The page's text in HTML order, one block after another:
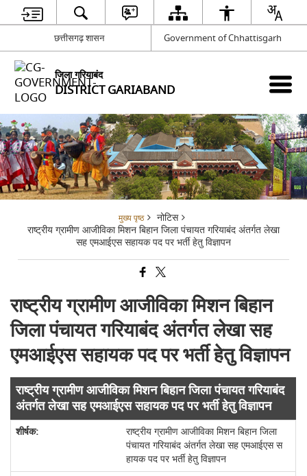
छत्तीसगढ़ शासन Government of Chhattisgarh
जिला गरियाबंद
DISTRICT GARIABAND
मुख्य पृष्ठ
नोटिस
राष्ट्रीय ग्रामीण आजीविका मिशन बिहान जिला पंचायत गरियाबंद अंतर्गत लेखा
सह एमआईएस सहायक पद पर भर्ती हेतु विज्ञापन
राष्ट्रीय ग्रामीण आजीविका मिशन बिहान
जिला पंचायत गरियाबंद अंतर्गत लेखा सह
एमआईएस सहायक पद पर भर्ती हेतु विज्ञापन
राष्ट्रीय ग्रामीण आजीविका मिशन बिहान जिला पंचायत गरियाबंद
अंतर्गत लेखा सह एमआईएस सहायक पद पर भर्ती हेतु विज्ञापन
राष्ट्रीय ग्रामीण आजीविका मिशन बिहान जिला
पंचायत गरियाबंद अंतर्गत लेखा सह एमआईएस स
हायक पद पर भर्ती हेतु विज्ञापन